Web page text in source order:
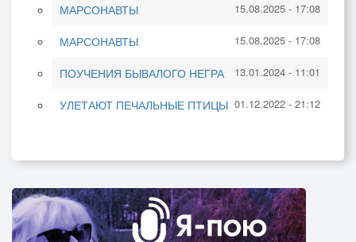
МАРСОНАВТЫ 15.08.2025 - 17:08
МАРСОНАВТЫ 15.08.2025 - 17:08
ПОУЧЕНИЯ БЫВАЛОГО НЕГРА 13.01.2024 - 11:01
УЛЕТАЮТ ПЕЧАЛЬНЫЕ ПТИЦЫ 01.12.2022 - 21:12